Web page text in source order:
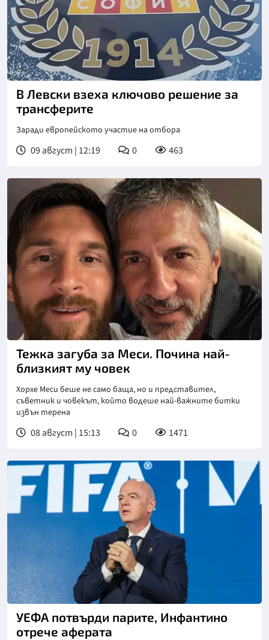
Снимка: БГНЕС
В Левски взеха ключово решение за
трансферите
Заради европейското участие на отбора
09 август | 12:19 0 463
Снимка: Инстаграм
Тежка загуба за Меси. Почина най-
близкият му човек
Хорхе Меси беше не само баща, но и представител,
съветник и човекът, който водеше най-важните битки
извън терена
08 август | 15:13 0 1471
УЕФА потвърди парите, Инфантино
отрече аферата